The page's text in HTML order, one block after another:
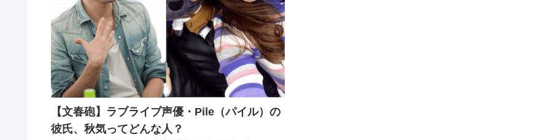
【文春砲】ラブライブ声優・Pile（パイル）の
彼氏、秋気ってどんな人？